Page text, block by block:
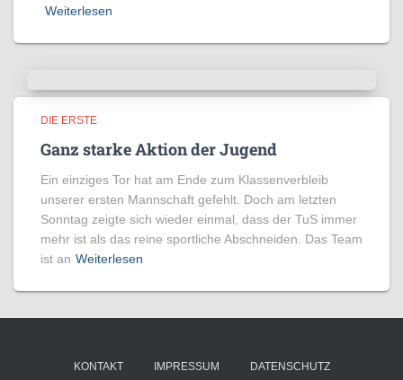
Weiterlesen
DIE ERSTE
Ganz starke Aktion der Jugend
Ein einziges Tor hat am Ende zum Klassenverbleib
unserer ersten Mannschaft gefehlt. Doch am letzten
Sonntag zeigte sich wieder einmal, dass der TuS immer
mehr ist als das reine sportliche Abschneiden. Das Team
ist an Weiterlesen
KONTAKT IMPRESSUM DATENSCHUTZ